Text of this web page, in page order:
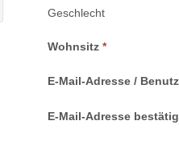
Geschlecht
Wohnsitz
E-Mail-Adresse /
E-Mail-Adresse